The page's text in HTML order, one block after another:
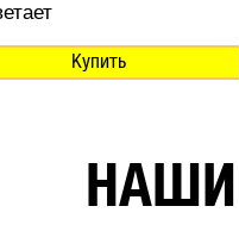
Купить
НАШИ